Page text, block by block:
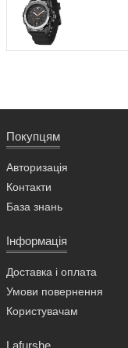
Покупцям
Авторизація
Контакти
База знань
Інформація
Доставка і оплата
Умови повернення
Користувачам
Lafurshe